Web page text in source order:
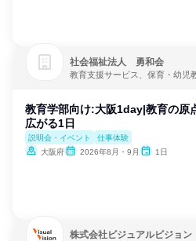
社会福祉法人 勇和会
教育支援サービス、保育・幼児
教育学部向け:大阪1day|教育の原
広がる1日
説明会・イベント
仕事体験
大阪府
2026年8月・9月 1日
株式会社ビジュアルビジョン